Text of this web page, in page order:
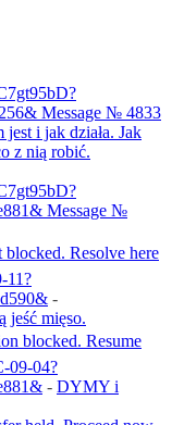
Message № 4833
i jak działa. Jak
z nią robić.
Message №
Resolve here
11?
-
jeść mięso.
blocked. Resume
09-04?
- DYMY i